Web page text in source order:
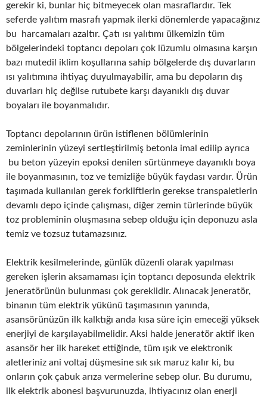
gerekir ki, bunlar hiç bitmeyecek olan masraflardır. Tek
seferde yalıtım masrafı yapmak ilerki dönemlerde yapacağınız
bu harcamaları azaltır. Çatı ısı yalıtımı ülkemizin tüm
bölgelerindeki toptancı depoları çok lüzumlu olmasına karşın
bazı mutedil iklim koşullarına sahip bölgelerde dış duvarların
ısı yalıtımına ihtiyaç duyulmayabilir, ama bu depoların dış
duvarları hiç değilse rutubete karşı dayanıklı dış duvar
boyaları ile boyanmalıdır.
Toptancı depolarının ürün istiflenen bölümlerinin
zeminlerinin yüzeyi sertleştirilmiş betonla imal edilip ayrıca
bu beton yüzeyin epoksi denilen sürtünmeye dayanıklı boya
ile boyanmasının, toz ve temizliğe büyük faydası vardır. Ürün
taşımada kullanılan gerek forkliftlerin gerekse transpaletlerin
devamlı depo içinde çalışması, diğer zemin türlerinde büyük
toz probleminin oluşmasına sebep olduğu için deponuzu asla
temiz ve tozsuz tutamazsınız.
Elektrik kesilmelerinde, günlük düzenli olarak yapılması
gereken işlerin aksamaması için toptancı deposunda elektrik
jeneratörünün bulunması çok gereklidir. Alınacak jeneratör,
binanın tüm elektrik yükünü taşımasının yanında,
asansörünüzün ilk kalktığı anda kısa süre için emeceği yüksek
enerjiyi de karşılayabilmelidir. Aksi halde jeneratör aktif iken
asansör her ilk hareket ettiğinde, tüm ışık ve elektronik
aletleriniz ani voltaj düşmesine sık sık maruz kalır ki, bu
onların çok çabuk arıza vermelerine sebep olur. Bu durumu,
ilk elektrik abonesi başvurunuzda, ihtiyacınız olan enerji